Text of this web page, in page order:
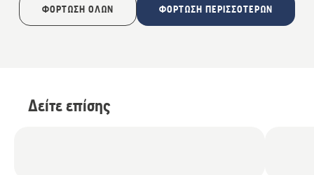
ΦΌΡΤΩΣΗ ΌΛΩΝ ΦΌΡΤΩΣΗ ΠΕΡΙΣΣΌΤΕΡΩΝ
Δείτε επίσης